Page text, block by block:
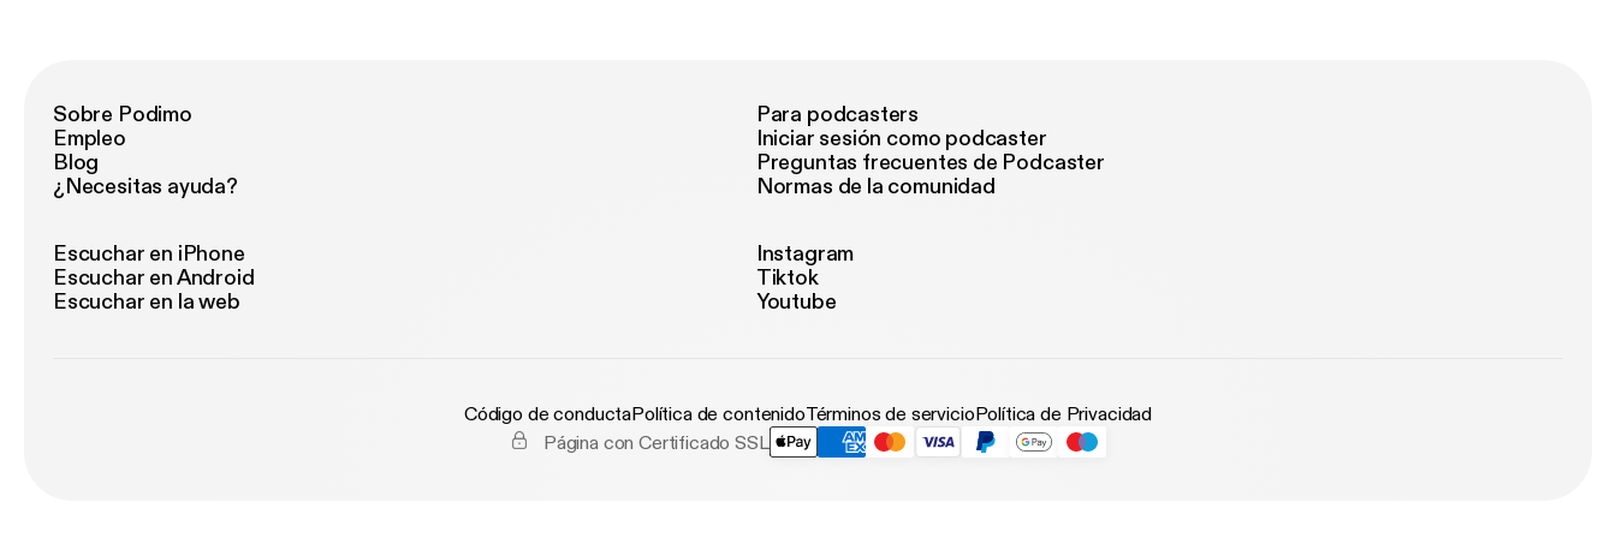
Sobre Podimo
Empleo
Blog
¿Necesitas ayuda?
Para podcasters
Iniciar sesión como podcaster
Preguntas frecuentes de Podcaster
Normas de la comunidad
Escuchar en iPhone
Escuchar en Android
Escuchar en la web
Instagram
Tiktok
Youtube
Código de conductaPolítica de contenidoTérminos de servicioPolítica de Privacidad
Página con Certificado SSL